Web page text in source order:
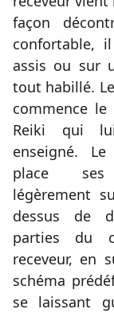
façon
confortable, il
assis ou sur
tout habillé.
commence le
Reiki qui
enseigné.
place
légèrement
dessus de
parties du
receveur, en
schéma
se laissant